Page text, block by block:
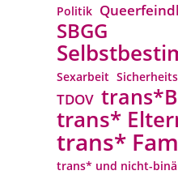
Politik
SBGG
Sexarbeit
TDOV
trans*
trans*
trans* und nicht-